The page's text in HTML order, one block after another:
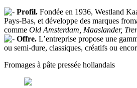
Profil. Fondée en 1936, Westland
Pays-Bas, et développe des marques
comme Old Amsterdam, Maaslander,
Offre. L’entreprise propose une
ou semi-dure, classiques, créatifs ou
Fromages à pâte pressée hollandais